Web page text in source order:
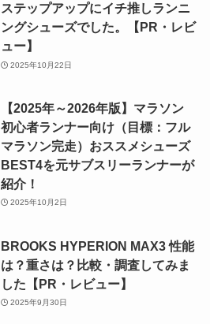
ステップアップにイチ推しランニ
ングシューズでした。【PR・レビ
ュー】
2025年10月22日
【2025年～2026年版】マラソン
初心者ランナー向け（目標：フル
マラソン完走）おススメシューズ
BEST4を元サブスリーランナーが
紹介！
2025年10月2日
BROOKS HYPERION MAX3 性能
は？重さは？比較・調査してみま
した【PR・レビュー】
2025年9月30日